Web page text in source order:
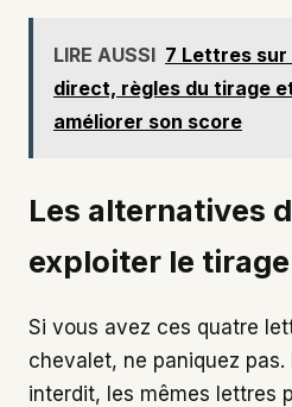
LIRE AUSSI 7 Lettres sur
direct, règles du tirage
améliorer son score
Les alternatives
exploiter le
Si vous avez ces quatre
chevalet, ne paniquez
interdit, les mêmes lettres